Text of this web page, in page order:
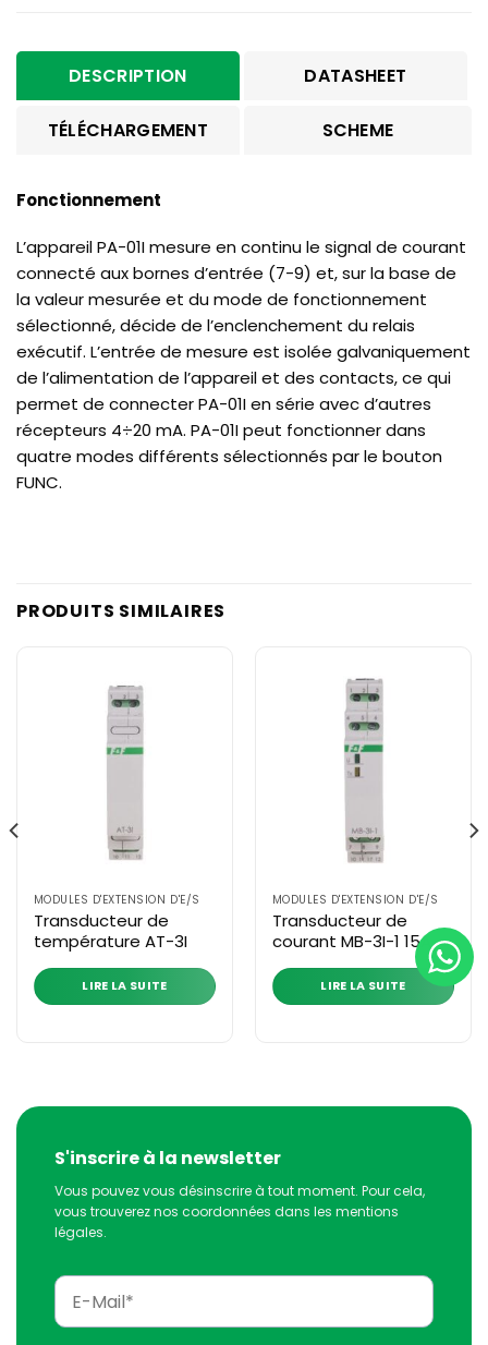
DESCRIPTION DATASHEET
TÉLÉCHARGEMENT SCHEME
Fonctionnement
L’appareil PA-01I mesure en continu le signal de courant
connecté aux bornes d’entrée (7-9) et, sur la base de
la valeur mesurée et du mode de fonctionnement
sélectionné, décide de l’enclenchement du relais
exécutif. L’entrée de mesure est isolée galvaniquement
de l’alimentation de l’appareil et des contacts, ce qui
permet de connecter PA-01I en série avec d’autres
récepteurs 4÷20 mA. PA-01I peut fonctionner dans
quatre modes différents sélectionnés par le bouton
FUNC.
PRODUITS SIMILAIRES
MODULES D'EXTENSION D'E/S
Transducteur de
température AT-3I
LIRE LA SUITE
MODULES D'EXTENSION D'E/S
Transducteur de
courant MB-3I-1 15A
LIRE LA SUITE
S'inscrire à la newsletter
Vous pouvez vous désinscrire à tout moment. Pour cela,
vous trouverez nos coordonnées dans les mentions
légales.